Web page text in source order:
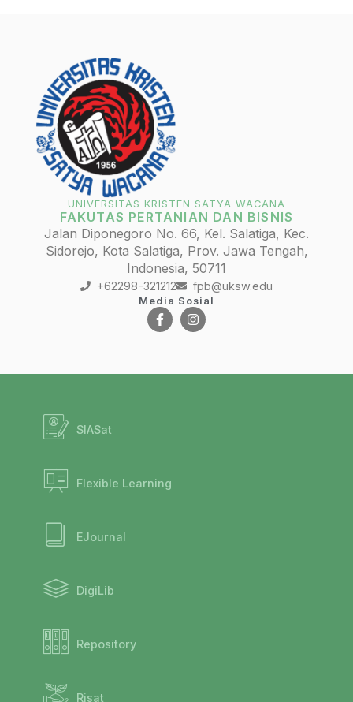
UNIVERSITAS KRISTEN SATYA WACANA
FAKUTAS PERTANIAN DAN BISNIS
Jalan Diponegoro No. 66, Kel. Salatiga, Kec.
Sidorejo, Kota Salatiga, Prov. Jawa Tengah,
Indonesia, 50711
+62298-321212 fpb@uksw.edu
Media Sosial
SIASat
Flexible Learning
EJournal
DigiLib
Repository
Risat